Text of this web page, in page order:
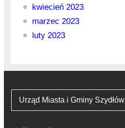
kwiecień 2023
marzec 2023
luty 2023
Urząd Miasta i Gminy Szydłów